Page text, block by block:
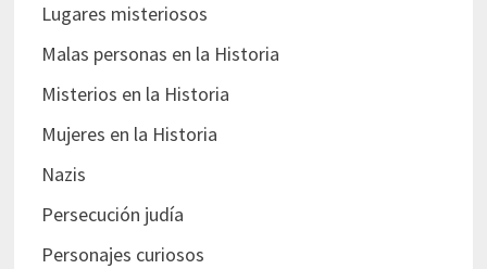
Lugares misteriosos
Malas personas en la Historia
Misterios en la Historia
Mujeres en la Historia
Nazis
Persecución judía
Personajes curiosos